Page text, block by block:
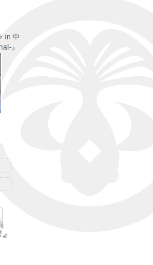
in 中
』